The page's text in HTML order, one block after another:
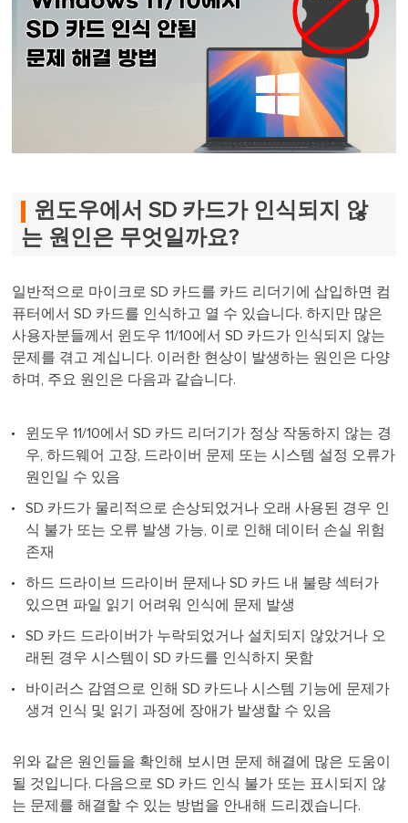
윈도우에서 SD 카드가 인식되지 않
는 원인은 무엇일까요?
일반적으로 마이크로 SD 카드를 카드 리더기에 삽입하면 컴
퓨터에서 SD 카드를 인식하고 열 수 있습니다. 하지만 많은
사용자분들께서 윈도우 11/10에서 SD 카드가 인식되지 않는
문제를 겪고 계십니다. 이러한 현상이 발생하는 원인은 다양
하며, 주요 원인은 다음과 같습니다.
윈도우 11/10에서 SD 카드 리더기가 정상 작동하지 않는 경
우, 하드웨어 고장, 드라이버 문제 또는 시스템 설정 오류가
원인일 수 있음
SD 카드가 물리적으로 손상되었거나 오래 사용된 경우 인
식 불가 또는 오류 발생 가능, 이로 인해 데이터 손실 위험
존재
하드 드라이브 드라이버 문제나 SD 카드 내 불량 섹터가
있으면 파일 읽기 어려워 인식에 문제 발생
SD 카드 드라이버가 누락되었거나 설치되지 않았거나 오
래된 경우 시스템이 SD 카드를 인식하지 못함
바이러스 감염으로 인해 SD 카드나 시스템 기능에 문제가
생겨 인식 및 읽기 과정에 장애가 발생할 수 있음
위와 같은 원인들을 확인해 보시면 문제 해결에 많은 도움이
될 것입니다. 다음으로 SD 카드 인식 불가 또는 표시되지 않
는 문제를 해결할 수 있는 방법을 안내해 드리겠습니다.